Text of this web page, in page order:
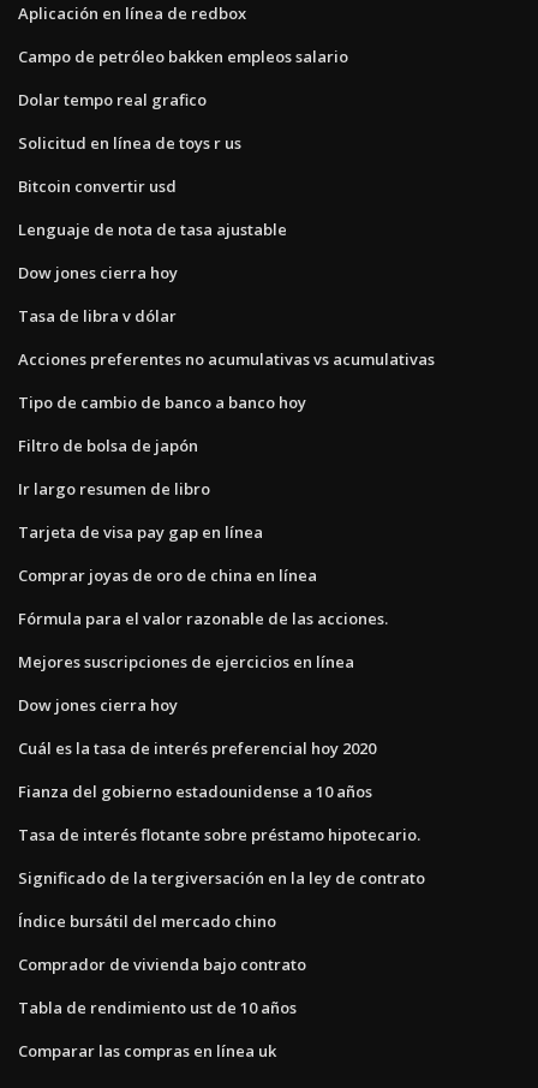
Aplicación en línea de redbox
Campo de petróleo bakken empleos salario
Dolar tempo real grafico
Solicitud en línea de toys r us
Bitcoin convertir usd
Lenguaje de nota de tasa ajustable
Dow jones cierra hoy
Tasa de libra v dólar
Acciones preferentes no acumulativas vs acumulativas
Tipo de cambio de banco a banco hoy
Filtro de bolsa de japón
Ir largo resumen de libro
Tarjeta de visa pay gap en línea
Comprar joyas de oro de china en línea
Fórmula para el valor razonable de las acciones.
Mejores suscripciones de ejercicios en línea
Dow jones cierra hoy
Cuál es la tasa de interés preferencial hoy 2020
Fianza del gobierno estadounidense a 10 años
Tasa de interés flotante sobre préstamo hipotecario.
Significado de la tergiversación en la ley de contrato
Índice bursátil del mercado chino
Comprador de vivienda bajo contrato
Tabla de rendimiento ust de 10 años
Comparar las compras en línea uk